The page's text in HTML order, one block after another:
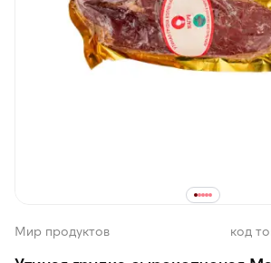
Мир продуктов код